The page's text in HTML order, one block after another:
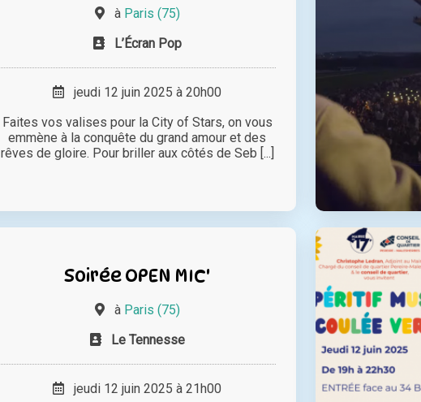
à Paris (75)
L’Écran Pop
jeudi 12 juin 2025 à 20h00
Faites vos valises pour la City of Stars, on vous
emmène à la conquête du grand amour et des
rêves de gloire. Pour briller aux côtés de Seb [...]
Soirée OPEN MIC'
à Paris (75)
Le Tennesse
jeudi 12 juin 2025 à 21h00